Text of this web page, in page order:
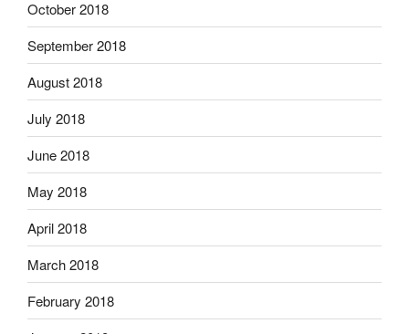
October 2018
September 2018
August 2018
July 2018
June 2018
May 2018
April 2018
March 2018
February 2018